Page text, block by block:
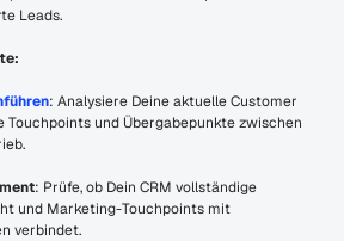
Leads.
: Analysiere Deine aktuelle Customer
Touchpoints und Übergabepunkte zwischen
: Prüfe, ob Dein CRM vollständige
und Marketing-Touchpoints mit
verbindet.